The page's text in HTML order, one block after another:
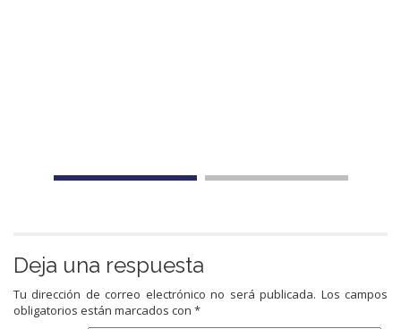
Deja una respuesta
Tu dirección de correo electrónico no será publicada. Los campos
obligatorios están marcados con *